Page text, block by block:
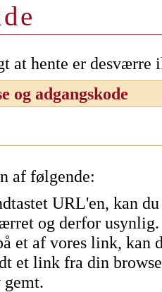
at hente er
og adgangskode
af følgende:
URL'en, kan
og derfor usynlig.
et af vores link, kan
et link fra din